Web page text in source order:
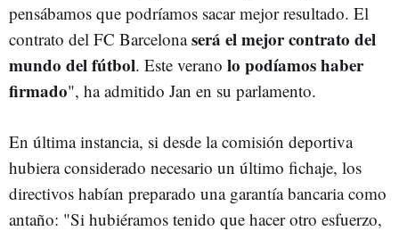
pensábamos que podríamos sacar mejor resultado. El
contrato del FC Barcelonaserá el mejor contrato del
mundo del fútbol. Este verano lo podíamos haber
firmado", ha admitido Jan en su parlamento.
En última instancia, si desde la comisión deportiva
hubiera considerado necesario un último fichaje, los
directivos habían preparado una garantía bancaria como
antaño: "Si hubiéramos tenido que hacer otro esfuerzo,